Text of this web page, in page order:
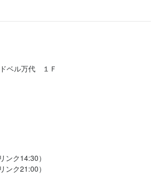
ベル万代　１Ｆ
ク14:30）
ク21:00）